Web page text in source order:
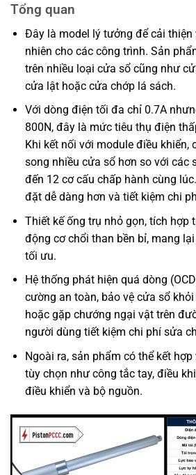
Tổng quan
Đây là model lý tưởng để cải
nhiên cho các công trình. Sản
trên nhiều loại cửa sổ cũng như
cửa lật hoặc cửa chớp lá sách.
Với dòng điện tối đa chỉ 0.7A
800N, đây là mức tiêu thụ điện
Khi kết nối với module điều khiển,
song nhiều cửa sổ hơn so với các
đến 12 cơ cấu chấp hành cùng
đặt dễ dàng hơn và tiết kiệm chi
Thiết kế ống trụ nhỏ gọn, tích hợp
động cơ chổi than bền bỉ, mang
tối ưu.
Hệ thống phát hiện quá dòng
cường an toàn, bảo vệ cửa sổ
hoặc gặp chướng ngại vật trên
người dùng tiết kiệm chi phí sửa
Ngoài ra, sản phẩm có thể kết
tùy chọn như công tắc tay, điều
điều khiển và bộ nguồn.